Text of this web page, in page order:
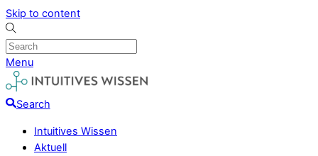
Skip to content
Menu
Search
Intuitives Wissen
Aktuell